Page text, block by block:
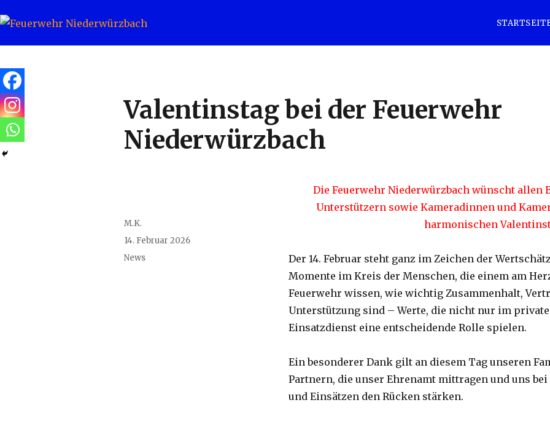
Feuerwehr Niederwürzbach
Valentinstag bei der Feuerwehr
Niederwürzbach
Die Feuerwehr Niederwürzbach wünscht allen
Unterstützern sowie Kameradinnen und
harmonischen
Der 14. Februar steht ganz im Zeichen der
Momente im Kreis der Menschen, die einem am
Feuerwehr wissen, wie wichtig Zusammenhalt,
Unterstützung sind – Werte, die nicht nur im
Einsatzdienst eine entscheidende Rolle spielen.
Ein besonderer Dank gilt an diesem Tag unseren
Partnern, die unser Ehrenamt mittragen und uns
und Einsätzen den Rücken stärken.
Author
M.K.
Posted
on
14. Februar 2026
Categories
News